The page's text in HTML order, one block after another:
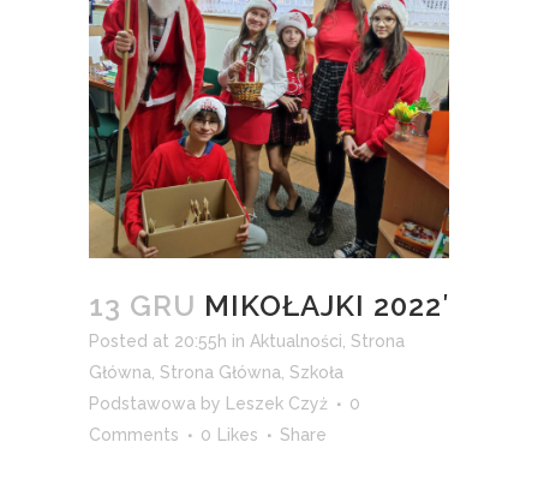
13 GRU MIKOŁAJKI 2022′
Posted at 20:55h in Aktualności Strona
Główna Strona Główna Szkoła
Podstawowa by Leszek Czyż
0
Comments
0 Likes Share